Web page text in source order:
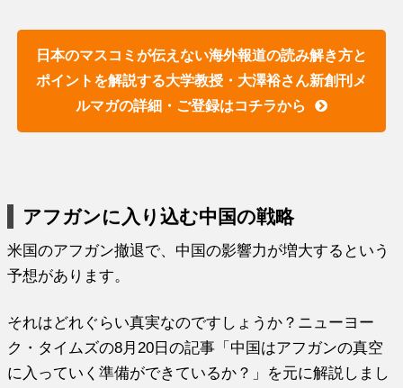
日本のマスコミが伝えない海外報道の読み解き方と
ポイントを解説する大学教授・大澤裕さん新創刊メ
ルマガの詳細・ご登録はコチラから
アフガンに入り込む中国の戦略
米国のアフガン撤退で、中国の影響力が増大するという
予想があります。
それはどれぐらい真実なのですしょうか？ニューヨー
ク・タイムズの8月20日の記事「中国はアフガンの真空
に入っていく準備ができているか？」を元に解説しまし